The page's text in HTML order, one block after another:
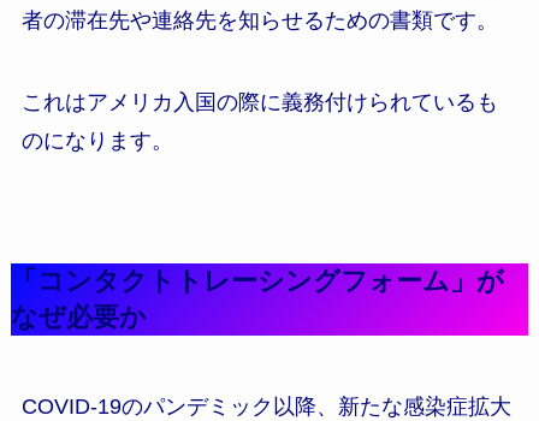
者の滞在先や連絡先を知らせるための書類です。
これはアメリカ入国の際に義務付けられているも
のになります。
「コンタクトトレーシングフォーム」が
なぜ必要か
COVID-19のパンデミック以降、新たな感染症拡大